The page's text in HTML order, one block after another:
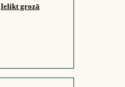
Ielikt grozā